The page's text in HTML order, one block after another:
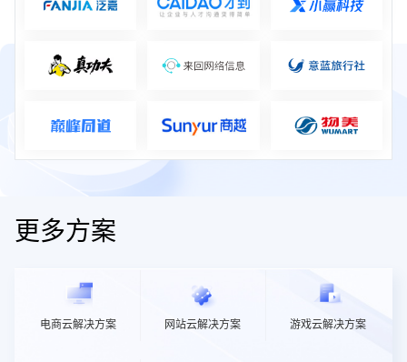
更多方案
电商云解决方案 网站云解决方案 游戏云解决方案